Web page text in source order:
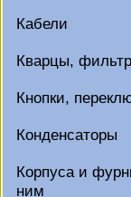
Кабели
Кварцы,
Кнопки,
Конденсаторы
Корпуса и
ним